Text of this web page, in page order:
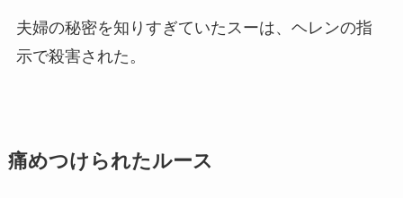
夫婦の秘密を知りすぎていたスーは、ヘレンの指
示で殺害された。
痛めつけられたルース